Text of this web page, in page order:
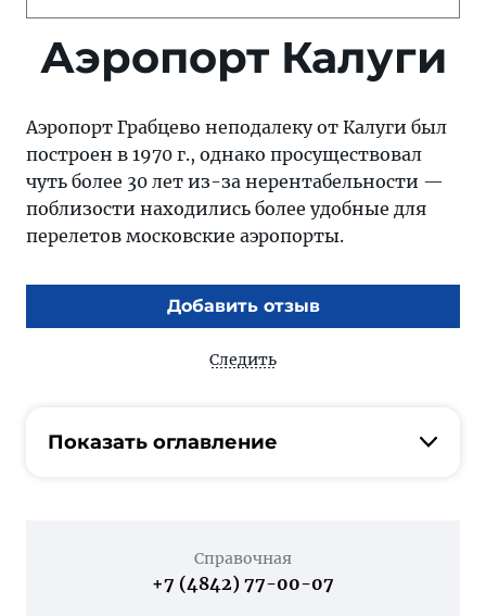
Аэропорт Калуги
Аэропорт Грабцево неподалеку от Калуги был
построен в 1970 г., однако просуществовал
чуть более 30 лет из-за нерентабельности —
поблизости находились более удобные для
перелетов московские аэропорты.
Добавить отзыв
Следить
Показать оглавление
Справочная
+7 (4842) 77-00-07